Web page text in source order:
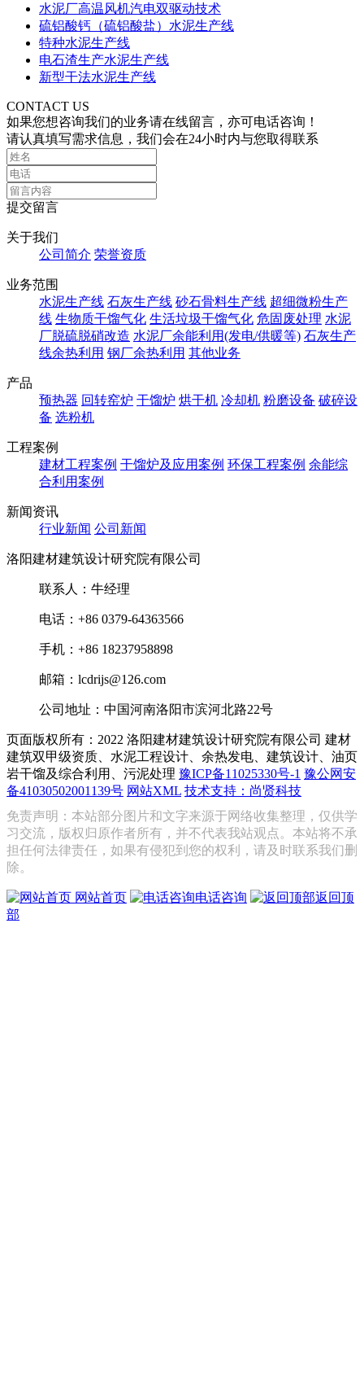
水泥厂高温风机汽电双驱动技术
硫铝酸钙（硫铝酸盐）水泥生产线
特种水泥生产线
电石渣生产水泥生产线
新型干法水泥生产线
CONTACT US
如果您想咨询我们的业务请在线留言，亦可电话咨询！
请认真填写需求信息，我们会在24小时内与您取得联系
提交留言
关于我们
公司简介 荣誉资质
业务范围
水泥生产线 石灰生产线 砂石骨料生产线 超细微粉生产
线 生物质干馏气化 生活垃圾干馏气化 危固废处理 水泥
厂脱硫脱硝改造 水泥厂余能利用(发电/供暖等) 石灰生产
线余热利用 钢厂余热利用 其他业务
产品
预热器 回转窑炉 干馏炉 烘干机 冷却机 粉磨设备 破碎设
备 选粉机
工程案例
建材工程案例 干馏炉及应用案例 环保工程案例 余能综
合利用案例
新闻资讯
行业新闻 公司新闻
洛阳建材建筑设计研究院有限公司
联系人：牛经理
电话：+86 0379-64363566
手机：+86 18237958898
邮箱：lcdrijs@126.com
公司地址：中国河南洛阳市滨河北路22号
页面版权所有：2022 洛阳建材建筑设计研究院有限公司 建材
建筑双甲级资质、水泥工程设计、余热发电、建筑设计、油页
岩干馏及综合利用、污泥处理 豫ICP备11025330号-1 豫公网安
备41030502001139号 网站XML 技术支持：尚贤科技
免责声明：本站部分图片和文字来源于网络收集整理，仅供学
习交流，版权归原作者所有，并不代表我站观点。本站将不承
担任何法律责任，如果有侵犯到您的权利，请及时联系我们删
除。
网站首页 电话咨询
返回顶
部